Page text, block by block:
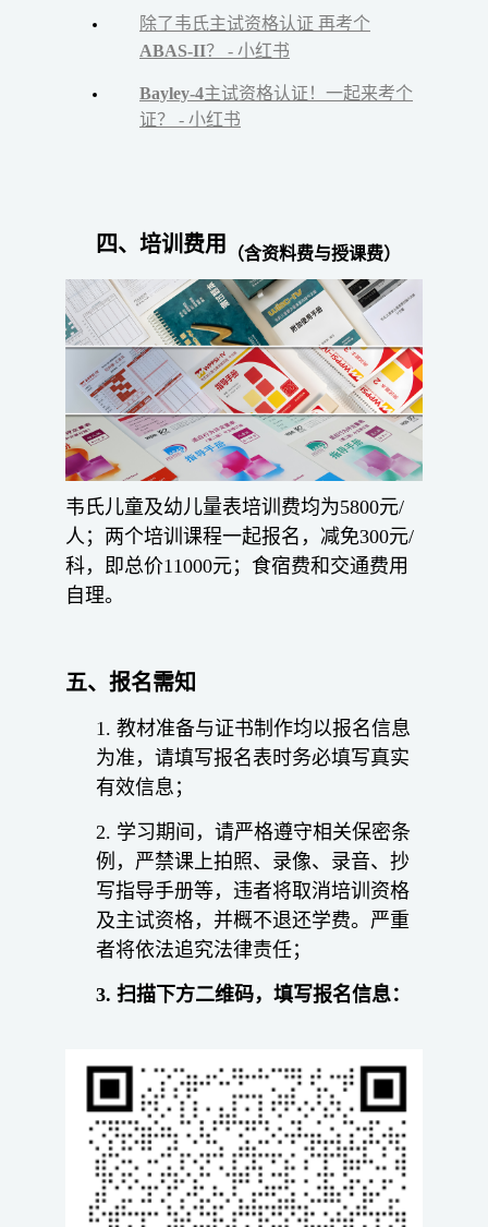
除了韦氏主试资格认证 再考个
ABAS-II？ - 小红书
Bayley-4主试资格认证！一起来考个
证？ - 小红书
四、培训费用 （含资料费与授课费）
韦氏儿童及幼儿量表培训费均为5800元/
人；两个培训课程一起报名，减免300元/
科，即总价11000元；食宿费和交通费用
自理。
五、报名需知
1. 教材准备与证书制作均以报名信息
为准，请填写报名表时务必填写真实
有效信息；
2. 学习期间，请严格遵守相关保密条
例，严禁课上拍照、录像、录音、抄
写指导手册等，违者将取消培训资格
及主试资格，并概不退还学费。严重
者将依法追究法律责任；
3. 扫描下方二维码，填写报名信息：